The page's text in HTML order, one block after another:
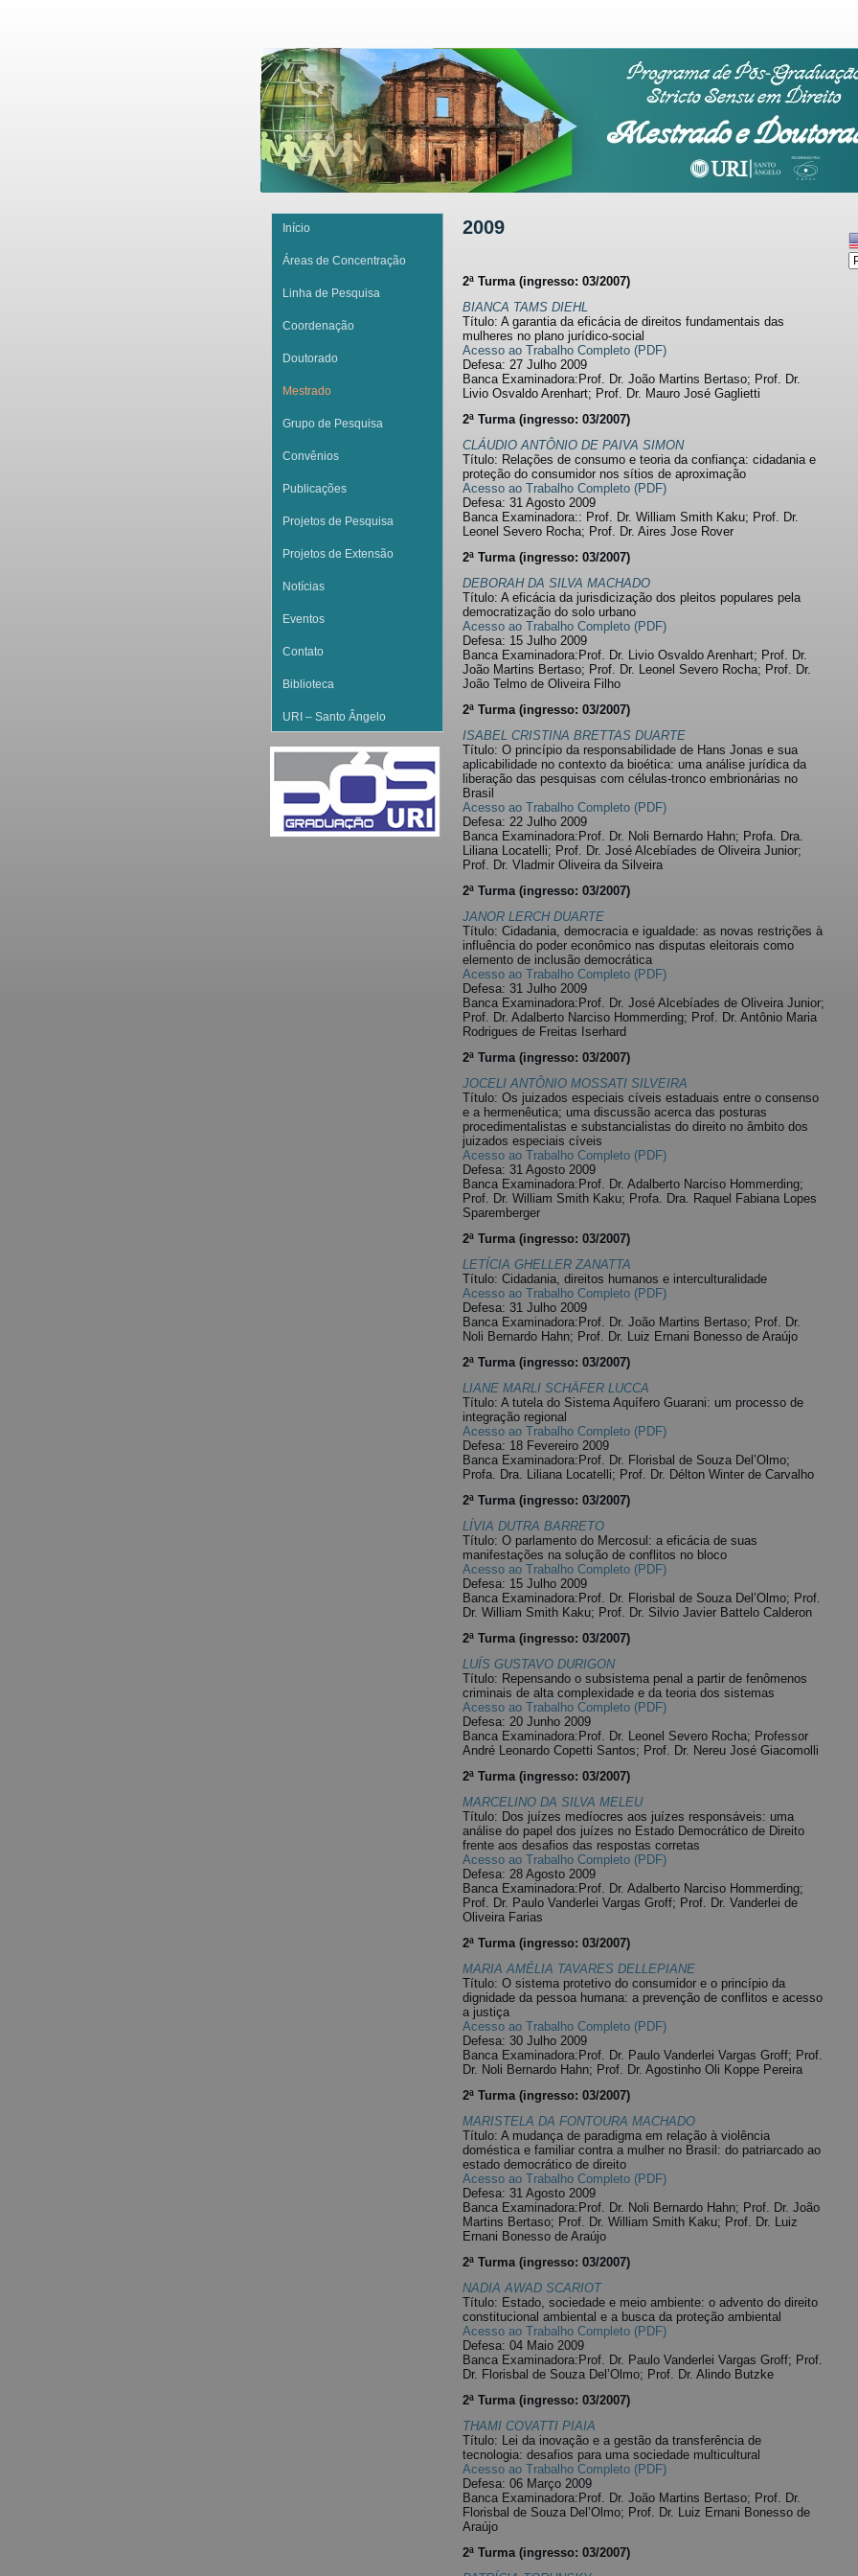
Início
Áreas de Concentração
Linha de Pesquisa
Coordenação
Doutorado
Mestrado
Grupo de Pesquisa
Convênios
Publicações
Projetos de Pesquisa
Projetos de Extensão
Notícias
Eventos
Contato
Biblioteca
URI – Santo Ângelo
2009
2ª Turma (ingresso: 03/2007)
BIANCA TAMS DIEHL
Título: A garantia da eficácia de direitos fundamentais das
mulheres no plano jurídico-social
Acesso ao Trabalho Completo (PDF)
Defesa: 27 Julho 2009
Banca Examinadora:Prof. Dr. João Martins Bertaso; Prof. Dr.
Livio Osvaldo Arenhart; Prof. Dr. Mauro José Gaglietti
2ª Turma (ingresso: 03/2007)
CLÁUDIO ANTÔNIO DE PAIVA SIMON
Título: Relações de consumo e teoria da confiança: cidadania e
proteção do consumidor nos sítios de aproximação
Acesso ao Trabalho Completo (PDF)
Defesa: 31 Agosto 2009
Banca Examinadora:: Prof. Dr. William Smith Kaku; Prof. Dr.
Leonel Severo Rocha; Prof. Dr. Aires Jose Rover
2ª Turma (ingresso: 03/2007)
DEBORAH DA SILVA MACHADO
Título: A eficácia da jurisdicização dos pleitos populares pela
democratização do solo urbano
Acesso ao Trabalho Completo (PDF)
Defesa: 15 Julho 2009
Banca Examinadora:Prof. Dr. Livio Osvaldo Arenhart; Prof. Dr.
João Martins Bertaso; Prof. Dr. Leonel Severo Rocha; Prof. Dr.
João Telmo de Oliveira Filho
2ª Turma (ingresso: 03/2007)
ISABEL CRISTINA BRETTAS DUARTE
Título: O princípio da responsabilidade de Hans Jonas e sua
aplicabilidade no contexto da bioética: uma análise jurídica da
liberação das pesquisas com células-tronco embrionárias no
Brasil
Acesso ao Trabalho Completo (PDF)
Defesa: 22 Julho 2009
Banca Examinadora:Prof. Dr. Noli Bernardo Hahn; Profa. Dra.
Liliana Locatelli; Prof. Dr. José Alcebíades de Oliveira Junior;
Prof. Dr. Vladmir Oliveira da Silveira
2ª Turma (ingresso: 03/2007)
JANOR LERCH DUARTE
Título: Cidadania, democracia e igualdade: as novas restrições à
influência do poder econômico nas disputas eleitorais como
elemento de inclusão democrática
Acesso ao Trabalho Completo (PDF)
Defesa: 31 Julho 2009
Banca Examinadora:Prof. Dr. José Alcebíades de Oliveira Junior;
Prof. Dr. Adalberto Narciso Hommerding; Prof. Dr. Antônio Maria
Rodrigues de Freitas Iserhard
2ª Turma (ingresso: 03/2007)
JOCELI ANTÔNIO MOSSATI SILVEIRA
Título: Os juizados especiais cíveis estaduais entre o consenso
e a hermenêutica; uma discussão acerca das posturas
procedimentalistas e substancialistas do direito no âmbito dos
juizados especiais cíveis
Acesso ao Trabalho Completo (PDF)
Defesa: 31 Agosto 2009
Banca Examinadora:Prof. Dr. Adalberto Narciso Hommerding;
Prof. Dr. William Smith Kaku; Profa. Dra. Raquel Fabiana Lopes
Sparemberger
2ª Turma (ingresso: 03/2007)
LETÍCIA GHELLER ZANATTA
Título: Cidadania, direitos humanos e interculturalidade
Acesso ao Trabalho Completo (PDF)
Defesa: 31 Julho 2009
Banca Examinadora:Prof. Dr. João Martins Bertaso; Prof. Dr.
Noli Bernardo Hahn; Prof. Dr. Luiz Ernani Bonesso de Araújo
2ª Turma (ingresso: 03/2007)
LIANE MARLI SCHÄFER LUCCA
Título: A tutela do Sistema Aquífero Guarani: um processo de
integração regional
Acesso ao Trabalho Completo (PDF)
Defesa: 18 Fevereiro 2009
Banca Examinadora:Prof. Dr. Florisbal de Souza Del’Olmo;
Profa. Dra. Liliana Locatelli; Prof. Dr. Délton Winter de Carvalho
2ª Turma (ingresso: 03/2007)
LÍVIA DUTRA BARRETO
Título: O parlamento do Mercosul: a eficácia de suas
manifestações na solução de conflitos no bloco
Acesso ao Trabalho Completo (PDF)
Defesa: 15 Julho 2009
Banca Examinadora:Prof. Dr. Florisbal de Souza Del’Olmo; Prof.
Dr. William Smith Kaku; Prof. Dr. Silvio Javier Battelo Calderon
2ª Turma (ingresso: 03/2007)
LUÍS GUSTAVO DURIGON
Título: Repensando o subsistema penal a partir de fenômenos
criminais de alta complexidade e da teoria dos sistemas
Acesso ao Trabalho Completo (PDF)
Defesa: 20 Junho 2009
Banca Examinadora:Prof. Dr. Leonel Severo Rocha; Professor
André Leonardo Copetti Santos; Prof. Dr. Nereu José Giacomolli
2ª Turma (ingresso: 03/2007)
MARCELINO DA SILVA MELEU
Título: Dos juízes medíocres aos juízes responsáveis: uma
análise do papel dos juízes no Estado Democrático de Direito
frente aos desafios das respostas corretas
Acesso ao Trabalho Completo (PDF)
Defesa: 28 Agosto 2009
Banca Examinadora:Prof. Dr. Adalberto Narciso Hommerding;
Prof. Dr. Paulo Vanderlei Vargas Groff; Prof. Dr. Vanderlei de
Oliveira Farias
2ª Turma (ingresso: 03/2007)
MARIA AMÉLIA TAVARES DELLEPIANE
Título: O sistema protetivo do consumidor e o princípio da
dignidade da pessoa humana: a prevenção de conflitos e acesso
a justiça
Acesso ao Trabalho Completo (PDF)
Defesa: 30 Julho 2009
Banca Examinadora:Prof. Dr. Paulo Vanderlei Vargas Groff; Prof.
Dr. Noli Bernardo Hahn; Prof. Dr. Agostinho Oli Koppe Pereira
2ª Turma (ingresso: 03/2007)
MARISTELA DA FONTOURA MACHADO
Título: A mudança de paradigma em relação à violência
doméstica e familiar contra a mulher no Brasil: do patriarcado ao
estado democrático de direito
Acesso ao Trabalho Completo (PDF)
Defesa: 31 Agosto 2009
Banca Examinadora:Prof. Dr. Noli Bernardo Hahn; Prof. Dr. João
Martins Bertaso; Prof. Dr. William Smith Kaku; Prof. Dr. Luiz
Ernani Bonesso de Araújo
2ª Turma (ingresso: 03/2007)
NADIA AWAD SCARIOT
Título: Estado, sociedade e meio ambiente: o advento do direito
constitucional ambiental e a busca da proteção ambiental
Acesso ao Trabalho Completo (PDF)
Defesa: 04 Maio 2009
Banca Examinadora:Prof. Dr. Paulo Vanderlei Vargas Groff; Prof.
Dr. Florisbal de Souza Del’Olmo; Prof. Dr. Alindo Butzke
2ª Turma (ingresso: 03/2007)
THAMI COVATTI PIAIA
Título: Lei da inovação e a gestão da transferência de
tecnologia: desafios para uma sociedade multicultural
Acesso ao Trabalho Completo (PDF)
Defesa: 06 Março 2009
Banca Examinadora:Prof. Dr. João Martins Bertaso; Prof. Dr.
Florisbal de Souza Del’Olmo; Prof. Dr. Luiz Ernani Bonesso de
Araújo
2ª Turma (ingresso: 03/2007)